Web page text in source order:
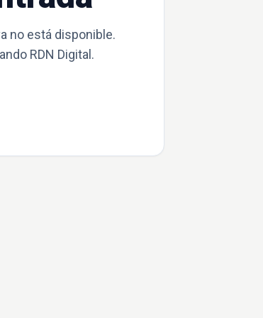
no está disponible.
RDN Digital.